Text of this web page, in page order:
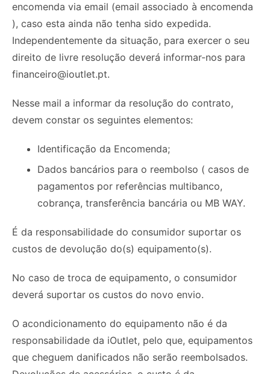
encomenda via email (email associado à encomenda
), caso esta ainda não tenha sido expedida.
Independentemente da situação, para exercer o seu
direito de livre resolução deverá informar-nos para
financeiro@ioutlet.pt.
Nesse mail a informar da resolução do contrato,
devem constar os seguintes elementos:
Identificação da Encomenda;
Dados bancários para o reembolso ( casos de
pagamentos por referências multibanco,
cobrança, transferência bancária ou MB WAY.
É da responsabilidade do consumidor suportar os
custos de devolução do(s) equipamento(s).
No caso de troca de equipamento, o consumidor
deverá suportar os custos do novo envio.
O acondicionamento do equipamento não é da
responsabilidade da iOutlet, pelo que, equipamentos
que cheguem danificados não serão reembolsados.